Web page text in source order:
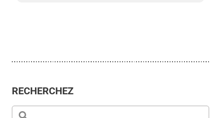
RECHERCHEZ